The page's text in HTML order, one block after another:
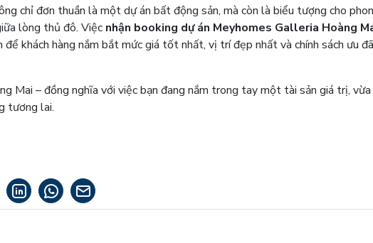
chỉ đơn thuần là một dự án bất động sản, mà còn là biểu tượng cho
lòng thủ đô. Việc nhận booking dự án Meyhomes Galleria Hoàng
khách hàng nắm bắt mức giá tốt nhất, vị trí đẹp nhất và chính sách ưu
Mai – đồng nghĩa với việc bạn đang nắm trong tay một tài sản giá trị,
tương lai.